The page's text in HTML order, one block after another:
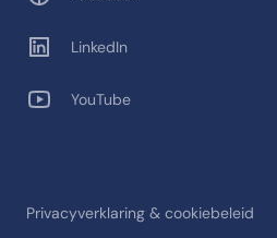
Privacyverklaring & cookiebeleid
LinkedIn
YouTube